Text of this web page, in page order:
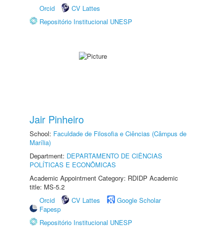
Orcid
CV Lattes
Repositório Institucional UNESP
Jair Pinheiro
School: Faculdade de Filosofia e Ciências (Câmpus de
Marília)
Department: DEPARTAMENTO DE CIÊNCIAS
POLÍTICAS E ECONÔMICAS
Academic Appointment Category: RDIDP Academic
title: MS-5.2
Orcid
CV Lattes
Google Scholar
Fapesp
Repositório Institucional UNESP